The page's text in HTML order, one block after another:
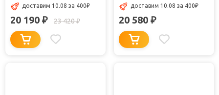
доставим 10.08 за 400₽
20 190 ₽ 23 420₽
доставим 10.08 за 400₽
20 580 ₽